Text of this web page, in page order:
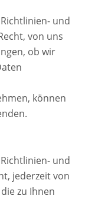
und
von uns
ob wir
können
und
jederzeit von
zu Ihnen